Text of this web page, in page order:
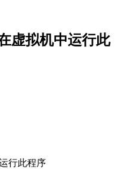
虚拟机中运行此
行此程序